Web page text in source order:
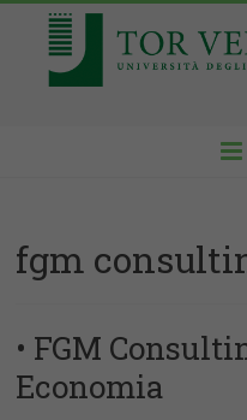
fgm
• FGM
Economia